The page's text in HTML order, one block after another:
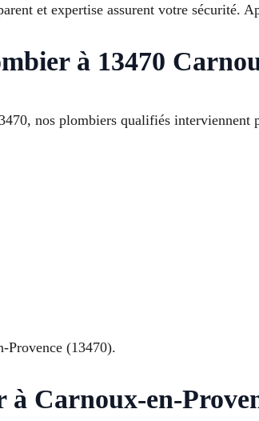
et expertise assurent votre sécurité.
à 13470
nos plombiers qualifiés interviennent
Provence (13470).
Carnoux-en-